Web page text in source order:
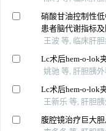
硝酸甘油控制性
患者脑代谢指标
王波 等, 临床肝
Lc术后hem-o-lok
姚驰 等, 肝胆胰
Lc术后hem-o-lok
王新乐 等, 肝胆
腹腔镜治疗巨大